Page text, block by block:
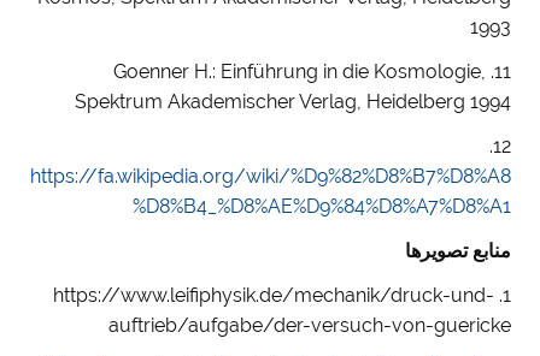
1993
11. Goenner H.: Einführung in die Kosmologie,
Spektrum Akademischer Verlag, Heidelberg 1994
12.
https://fa.wikipedia.org/wiki/%D9%82%D8%B7%D8%A8
%D8%B4_%D8%AE%D9%84%D8%A7%D8%A1
منابع تصویرها
1. https://www.leifiphysik.de/mechanik/druck-und-
auftrieb/aufgabe/der-versuch-von-guericke